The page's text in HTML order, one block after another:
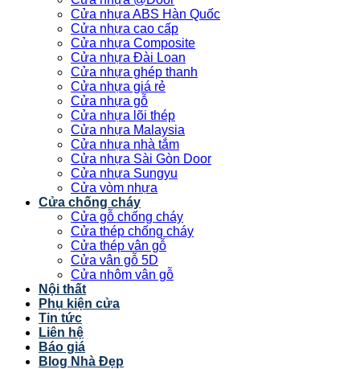
Cửa nhựa ABS Hàn Quốc
Cửa nhựa cao cấp
Cửa nhựa Composite
Cửa nhựa Đài Loan
Cửa nhựa ghép thanh
Cửa nhựa giá rẻ
Cửa nhựa gỗ
Cửa nhựa lõi thép
Cửa nhựa Malaysia
Cửa nhựa nhà tắm
Cửa nhựa Sài Gòn Door
Cửa nhựa Sungyu
Cửa vòm nhựa
Cửa chống cháy
Cửa gỗ chống cháy
Cửa thép chống cháy
Cửa thép vân gỗ
Cửa vân gỗ 5D
Cửa nhôm vân gỗ
Nội thất
Phụ kiện cửa
Tin tức
Liên hệ
Báo giá
Blog Nhà Đẹp